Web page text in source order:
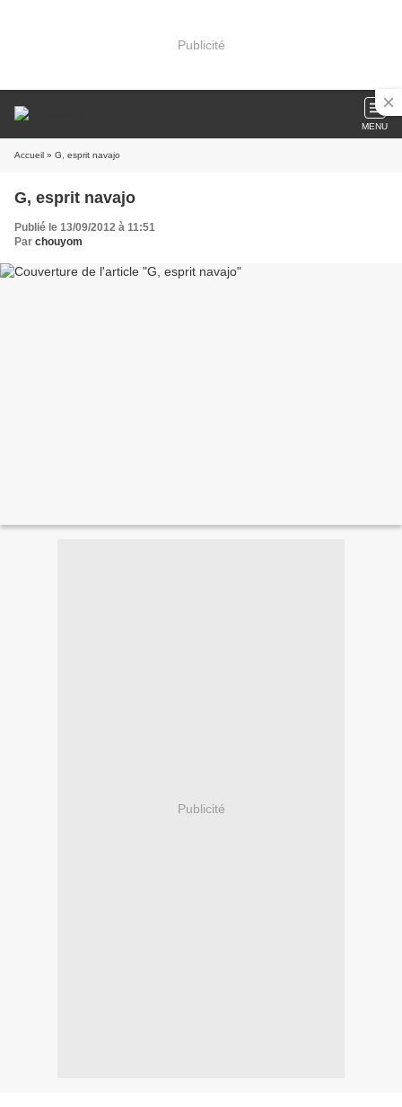
Publicité
MENU
Accueil » G, esprit navajo
G, esprit navajo
Publié le 13/09/2012 à 11:51
Par chouyom
Publicité